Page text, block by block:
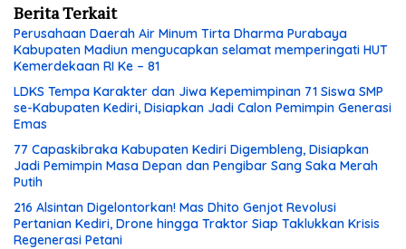
Berita Terkait
Perusahaan Daerah Air Minum Tirta Dharma Purabaya
Kabupaten Madiun mengucapkan selamat memperingati HUT
Kemerdekaan RI Ke – 81
LDKS Tempa Karakter dan Jiwa Kepemimpinan 71 Siswa SMP
se-Kabupaten Kediri, Disiapkan Jadi Calon Pemimpin Generasi
Emas
77 Capaskibraka Kabupaten Kediri Digembleng, Disiapkan
Jadi Pemimpin Masa Depan dan Pengibar Sang Saka Merah
Putih
216 Alsintan Digelontorkan! Mas Dhito Genjot Revolusi
Pertanian Kediri, Drone hingga Traktor Siap Taklukkan Krisis
Regenerasi Petani